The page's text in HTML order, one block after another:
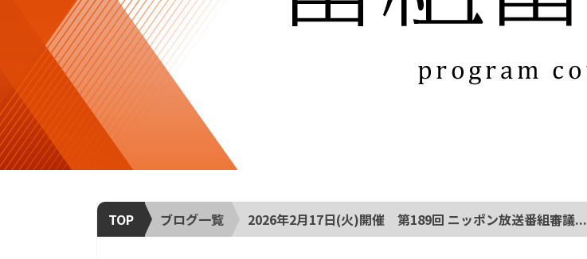
TOP ブログ一覧 2026年2月17日(火)開催 第189回 ニッポン放送番組審議...